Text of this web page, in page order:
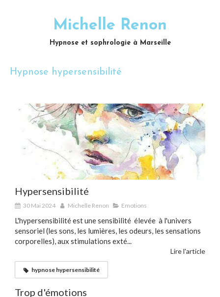
Michelle Renon
Hypnose et sophrologie à Marseille
Hypnose hypersensibilité
Hypersensibilité
30 Mai 2024 Michelle Renon Emotions
L'hypersensibilité est une sensibilité élevée à l'univers
sensoriel (les sons, les lumières, les odeurs, les sensations
corporelles), aux stimulations exté...
Lire l'article
hypnose hypersensibilité
Trop d'émotions